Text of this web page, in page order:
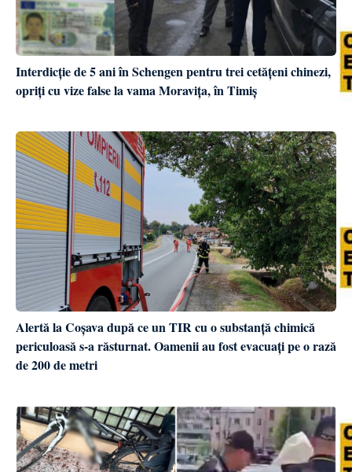
Interdicție de 5 ani în Schengen pentru trei cetățeni chinezi,
opriți cu vize false la vama Moravița, în Timiș
Alertă la Coșava după ce un TIR cu o substanță chimică
periculoasă s-a răsturnat. Oamenii au fost evacuați pe o rază
de 200 de metri